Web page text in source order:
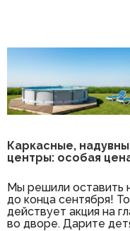
Каркасные,
центры: особая
Мы решили оставить
до конца сентября!
действует акция на
во дворе. Дарите